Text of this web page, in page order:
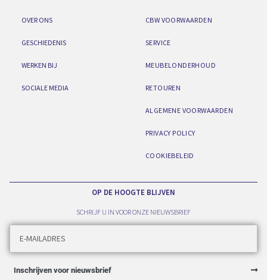
OVER ONS
GESCHIEDENIS
WERKEN BIJ
SOCIALE MEDIA
CBW VOORWAARDEN
SERVICE
MEUBELONDERHOUD
RETOUREN
ALGEMENE VOORWAARDEN
PRIVACY POLICY
COOKIEBELEID
OP DE HOOGTE BLIJVEN
SCHRIJF U IN VOOR ONZE NIEUWSBRIEF
Inschrijven voor nieuwsbrief